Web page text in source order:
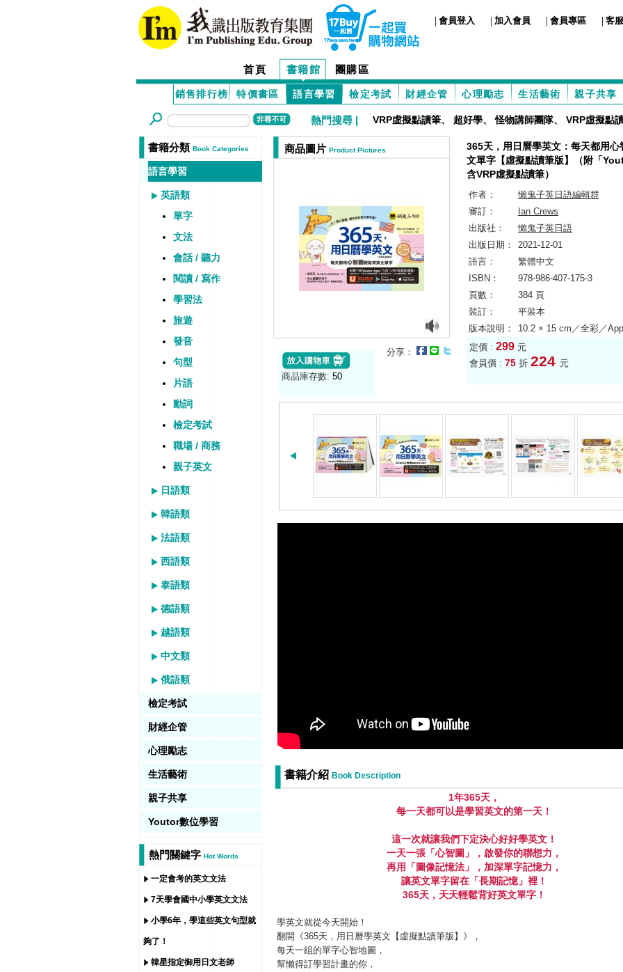
| 會員登入 | 加入會員 | 會員專區 | 客
首頁 書籍館 團購區
銷售排行榜 特價書區 語言學習 檢定考試 財經企管 心理勵志 生活藝術 親子共享
熱門搜尋 | VRP虛擬點讀筆、 超好學、怪物講師團隊、 VRP虛擬點
書籍分類 Book Categories
語言學習
英語類
單字
文法
會話 / 聽力
閱讀 / 寫作
學習法
旅遊
發音
句型
片語
動詞
檢定考試
職場 / 商務
親子英文
日語類
韓語類
法語類
西語類
泰語類
德語類
越語類
中文類
俄語類
檢定考試
財經企管
心理勵志
生活藝術
親子共享
Youtor數位學習
熱門關鍵字 Hot Words
一定會考的英文文法
7天學會國中小學英文文法
小學6年，學這些英文句型就
夠了！
韓星指定御用日文老師
商品圖片 Product Pictures
商品庫存數: 50
分享：
365天，用日曆學英文：每天都用心
文單字【虛擬點讀筆版】（附「
含VRP虛擬點讀筆）
作者：
懶鬼子英日語編輯群
審訂：
Ian Crews
出版社：
懶鬼子英日語
出版日期：
2021-12-01
語言：
繁體中文
ISBN：
978-986-407-175-3
頁數：
384 頁
裝訂：
平裝本
版本說明：
10.2 × 15 cm／全彩／
定價 : 299 元
會員價 : 75折 224 元
書籍介紹 Book Description
1年365天，
每一天都可以是學習英文的第一天！
這一次就讓我們下定決心好好學英文！
一天一張「心智圖」
， 啟發你的聯想力 ，
再用「圖像記憶法」
， 加深單字記憶力，
讓英文單字留在「長期記憶」裡！
365天，天天輕鬆背好英文單字！
學英文就從今天開始！
翻開《365天，用日曆學英文【虛擬點讀筆版】》，
每天一組的單字心智地圖，
幫懶得訂學習計畫的你，